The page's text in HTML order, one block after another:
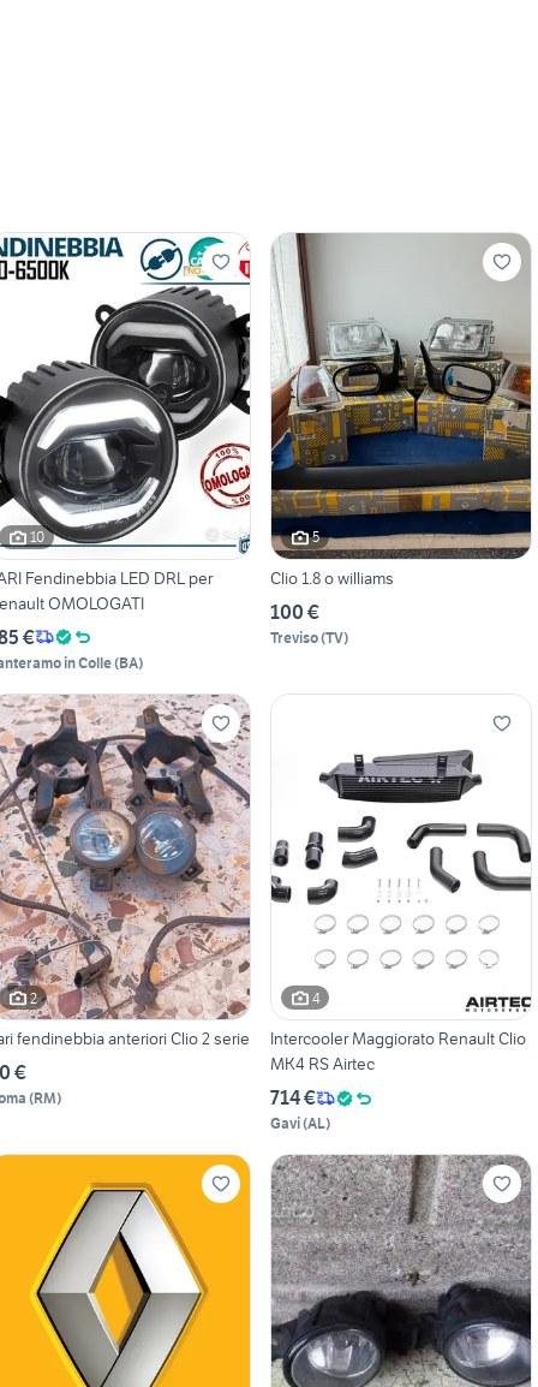
10
Fendinebbia LED DRL per
OMOLOGATI
€
in Colle(BA)
5
Clio 1.8 o williams
100 €
Treviso(TV)
2
fendinebbia anteriori Clio 2 serie
€
(RM)
4
Intercooler Maggiorato Renault Clio
MK4 RS Airtec
714 €
Gavi(AL)